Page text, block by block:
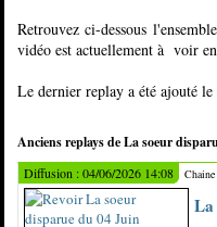
Retrouvez ci-dessous
vidéo est actuellement à voir
Le dernier replay a été ajouté
Anciens replays de La soeur
Diffusion : 04/06/2026 14:08 Chaine
La